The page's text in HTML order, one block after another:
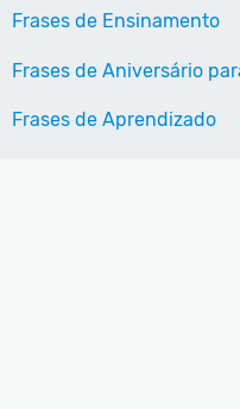
Frases de Ensinamento
Frases de Aniversário
Frases de Aprendizado